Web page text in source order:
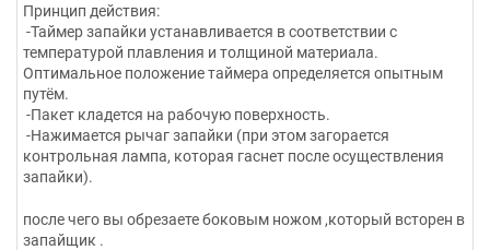
Принцип действия:
-Таймер запайки устанавливается в соответствии с
температурой плавления и толщиной материала.
Оптимальное положение таймера определяется опытным
путём.
-Пакет кладется на рабочую поверхность.
-Нажимается рычаг запайки (при этом загорается
контрольная лампа, которая гаснет после осуществления
запайки).
после чего вы обрезаете боковым ножом ,который всторен в
запайщик .